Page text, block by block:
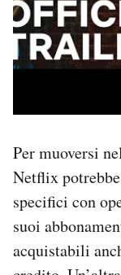
Per muoversi
Netflix
specifici con
suoi
acquistabili